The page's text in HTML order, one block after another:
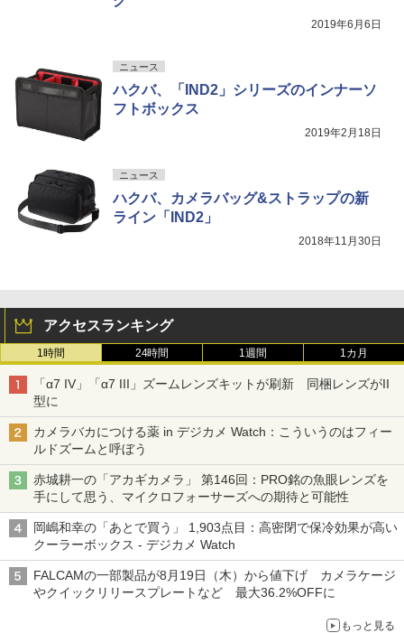
2019年6月6日
ニュース
ハクバ、「IND2」シリーズのインナーソ
フトボックス
2019年2月18日
ニュース
ハクバ、カメラバッグ&ストラップの新
ライン「IND2」
2018年11月30日
アクセスランキング
1時間 24時間 1週間 1カ月
「α7 IV」「α7 III」ズームレンズキットが刷新 同梱レンズがII
型に
カメラバカにつける薬 in デジカメ Watch：こういうのはフィー
ルドズームと呼ぼう
赤城耕一の「アカギカメラ」 第146回：PRO銘の魚眼レンズを
手にして思う、マイクロフォーサーズへの期待と可能性
岡嶋和幸の「あとで買う」 1,903点目：高密閉で保冷効果が高い
クーラーボックス - デジカメ Watch
FALCAMの一部製品が8月19日（木）から値下げ カメラケージ
やクイックリリースプレートなど 最大36.2%OFFに
もっと見る